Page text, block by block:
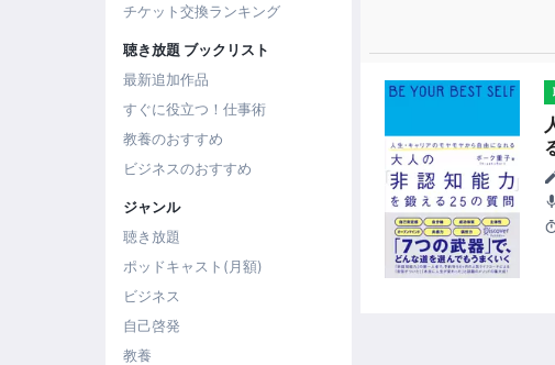
チケット交換ランキング
聴き放題 ブックリスト
最新追加作品
すぐに役立つ！仕事術
教養のおすすめ
ビジネスのおすすめ
ジャンル
聴き放題
ポッドキャスト(月額)
ビジネス
自己啓発
教養